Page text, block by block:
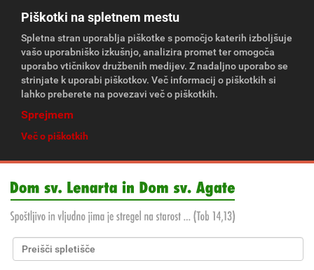
Piškotki na spletnem mestu
Spletna stran uporablja piškotke s pomočjo katerih izboljšuje
vašo uporabniško izkušnjo, analizira promet ter omogoča
uporabo vtičnikov družbenih medijev. Z nadaljno uporabo se
strinjate k uporabi piškotkov. Več informacij o piškotkih si
lahko preberete na povezavi več o piškotkih.
Sprejmem
Več o piškotkih
Išči po spletišču